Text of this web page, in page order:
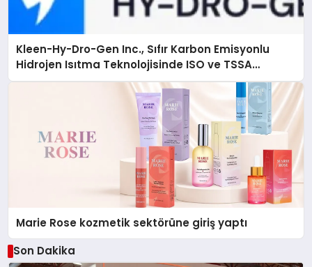
Kleen-Hy-Dro-Gen Inc., Sıfır Karbon Emisyonlu
Hidrojen Isıtma Teknolojisinde ISO ve TSSA
Düzenleyici Onaylarını Aldı
Marie Rose kozmetik sektörüne giriş yaptı
Son Dakika